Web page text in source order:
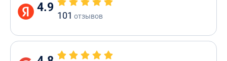
4.9
101 отзывов